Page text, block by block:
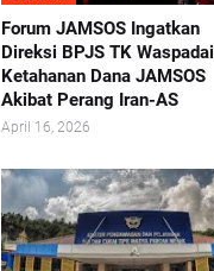
Forum JAMSOS Ingatkan
Direksi BPJS TK Waspadai
Ketahanan Dana JAMSOS
Akibat Perang Iran-AS
April 16, 2026